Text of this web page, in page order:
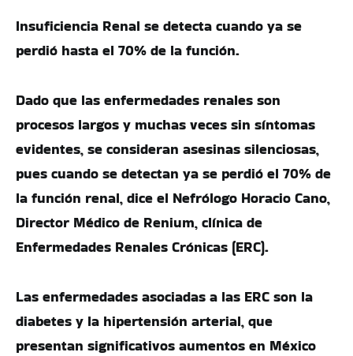
Insuficiencia Renal se detecta cuando ya se
perdió hasta el 70% de la función.
Dado que las enfermedades renales son
procesos largos y muchas veces sin síntomas
evidentes, se consideran asesinas silenciosas,
pues cuando se detectan ya se perdió el 70% de
la función renal, dice el Nefrólogo Horacio Cano,
Director Médico de Renium, clínica de
Enfermedades Renales Crónicas (ERC).
Las enfermedades asociadas a las ERC son la
diabetes y la hipertensión arterial, que
presentan significativos aumentos en México